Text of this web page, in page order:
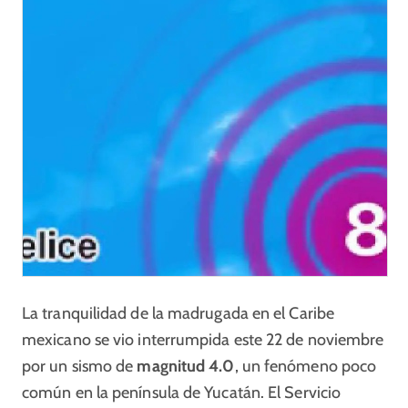
La tranquilidad de la madrugada en el Caribe
mexicano se vio interrumpida este 22 de noviembre
por un sismo de magnitud 4.0, un fenómeno poco
común en la península de Yucatán. El Servicio